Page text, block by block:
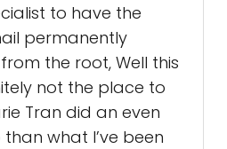
to have the
permanently
the root, Well this
not the place to
Tran did an even
what I’ve been